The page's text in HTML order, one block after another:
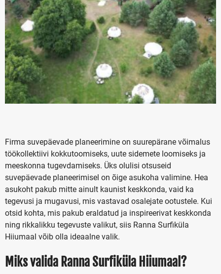
Firma suvepäevade planeerimine on suurepärane võimalus
töökollektiivi kokkutoomiseks, uute sidemete loomiseks ja
meeskonna tugevdamiseks. Üks olulisi otsuseid
suvepäevade planeerimisel on õige asukoha valimine. Hea
asukoht pakub mitte ainult kaunist keskkonda, vaid ka
tegevusi ja mugavusi, mis vastavad osalejate ootustele. Kui
otsid kohta, mis pakub eraldatud ja inspireerivat keskkonda
ning rikkalikku tegevuste valikut, siis Ranna Surfiküla
Hiiumaal võib olla ideaalne valik.
Miks valida Ranna Surfiküla Hiiumaal?